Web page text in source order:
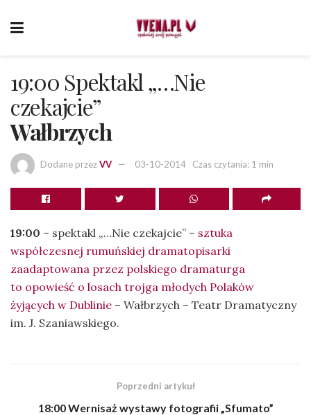
19:00 Spektakl „…Nie
czekajcie”
Wałbrzych
Dodane przezVV 03-10-2014 Czas czytania: 1 min
19:00 – spektakl „…Nie czekajcie” – sztuka
współczesnej rumuńskiej dramatopisarki
zaadaptowana przez polskiego dramaturga
to opowieść o losach trojga młodych Polaków
żyjących w Dublinie – Wałbrzych – Teatr Dramatyczny
im. J. Szaniawskiego.
Poprzedni artykuł
18:00 Wernisaż wystawy fotografii „Sfumato”